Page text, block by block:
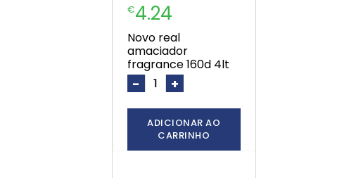
€4.24
novo real
amaciador
fragrance 160d 4lt
- +
ADICIONAR AO
CARRINHO